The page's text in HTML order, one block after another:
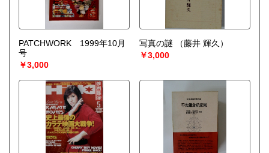
PATCHWORK 1999年10月
号
￥3,000
写真の謎
（藤井 輝久）
￥3,000